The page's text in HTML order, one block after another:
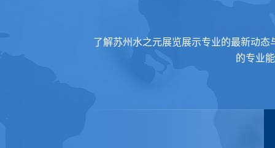
了解苏州水之元展览展示专业的最新动
的专业